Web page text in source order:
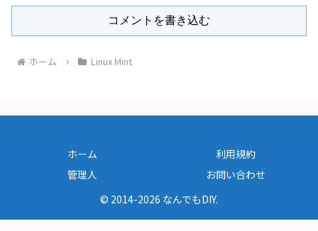
コメントを書き込む
ホーム Linux Mint
ホーム
利用規約
管理人
お問い合わせ
© 2014-2026 なんでもDIY.